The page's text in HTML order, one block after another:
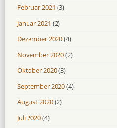
Februar 2021 (3)
Januar 2021 (2)
Dezember 2020(4)
November 2020(2)
Oktober 2020(3)
September 2020(4)
August 2020(2)
Juli 2020(4)